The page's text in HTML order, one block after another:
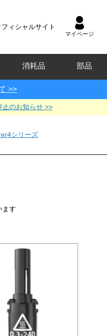
フィシャルサイト
マイページ
消耗品 部品
>>
止のお知らせ >>
シリーズ
ます